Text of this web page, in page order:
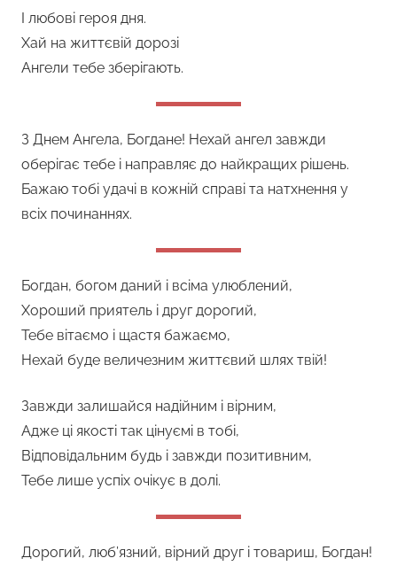
І любові героя дня.
Хай на життєвій дорозі
Ангели тебе зберігають.
З Днем Ангела, Богдане! Нехай ангел завжди
оберігає тебе і направляє до найкращих рішень.
Бажаю тобі удачі в кожній справі та натхнення у
всіх починаннях.
Богдан, богом даний і всіма улюблений,
Хороший приятель і друг дорогий,
Тебе вітаємо і щастя бажаємо,
Нехай буде величезним життєвий шлях твій!
Завжди залишайся надійним і вірним,
Адже ці якості так цінуємі в тобі,
Відповідальним будь і завжди позитивним,
Тебе лише успіх очікує в долі.
Дорогий, люб’язний, вірний друг і товариш, Богдан!